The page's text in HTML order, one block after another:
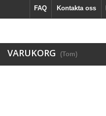
Kontakta oss
FAQ
VARUKORG (Tom)